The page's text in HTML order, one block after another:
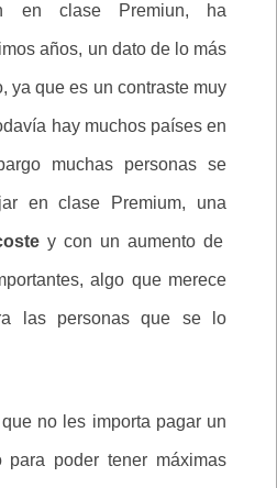
en clase Premiun, ha
años, un dato de lo más
ya que es un contraste muy
hay muchos países en
muchas personas se
en clase Premium, una
y con un aumento de
algo que merece
las personas que se lo
no les importa pagar un
poder tener máximas